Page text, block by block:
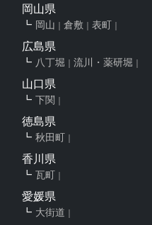
岡山県
岡山 倉敷 表町
広島県
八丁堀 流川・薬研堀
山口県
下関
徳島県
秋田町
香川県
瓦町
愛媛県
大街道